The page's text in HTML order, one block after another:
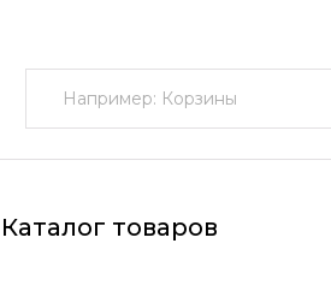
Каталог товаров